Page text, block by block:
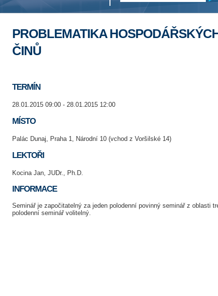
PROBLEMATIKA
ČINŮ
TERMÍN
28.01.2015 09:00 - 28.01.2015 12:00
MÍSTO
Palác Dunaj, Praha 1, Národní 10 (vchod z Voršilské 14)
LEKTOŘI
Kocina Jan, JUDr., Ph.D.
INFORMACE
Seminář je započitatelný za jeden polodenní povinný seminář z oblasti
polodenní seminář volitelný.